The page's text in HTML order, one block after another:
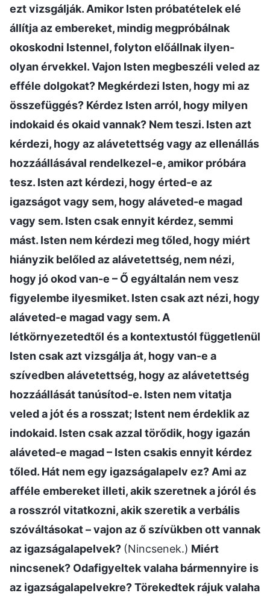
ezt vizsgálják. Amikor Isten próbatételek elé
állítja az embereket, mindig megpróbálnak
okoskodni Istennel, folyton előállnak ilyen-
olyan érvekkel. Vajon Isten megbeszéli veled az
efféle dolgokat? Megkérdezi Isten, hogy mi az
összefüggés? Kérdez Isten arról, hogy milyen
indokaid és okaid vannak? Nem teszi. Isten azt
kérdezi, hogy az alávetettség vagy az ellenállás
hozzáállásával rendelkezel-e, amikor próbára
tesz. Isten azt kérdezi, hogy érted-e az
igazságot vagy sem, hogy aláveted-e magad
vagy sem. Isten csak ennyit kérdez, semmi
mást. Isten nem kérdezi meg tőled, hogy miért
hiányzik belőled az alávetettség, nem nézi,
hogy jó okod van-e – Ő egyáltalán nem vesz
figyelembe ilyesmiket. Isten csak azt nézi, hogy
aláveted-e magad vagy sem. A
létkörnyezetedtől és a kontextustól függetlenül
Isten csak azt vizsgálja át, hogy van-e a
szívedben alávetettség, hogy az alávetettség
hozzáállását tanúsítod-e. Isten nem vitatja
veled a jót és a rosszat; Istent nem érdeklik az
indokaid. Isten csak azzal törődik, hogy igazán
aláveted-e magad – Isten csakis ennyit kérdez
tőled. Hát nem egy igazságalapelv ez? Ami az
afféle embereket illeti, akik szeretnek a jóról és
a rosszról vitatkozni, akik szeretik a verbális
szóváltásokat – vajon az ő szívükben ott vannak
az igazságalapelvek? (Nincsenek.) Miért
nincsenek? Odafigyeltek valaha bármennyire is
az igazságalapelvekre? Törekedtek rájuk valaha